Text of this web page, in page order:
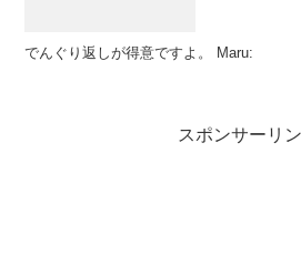
でんぐり返しが得意ですよ。 Maru:
スポンサーリ